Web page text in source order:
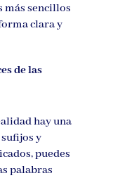
más sencillos
clara y
de las
hay una
y
puedes
palabras